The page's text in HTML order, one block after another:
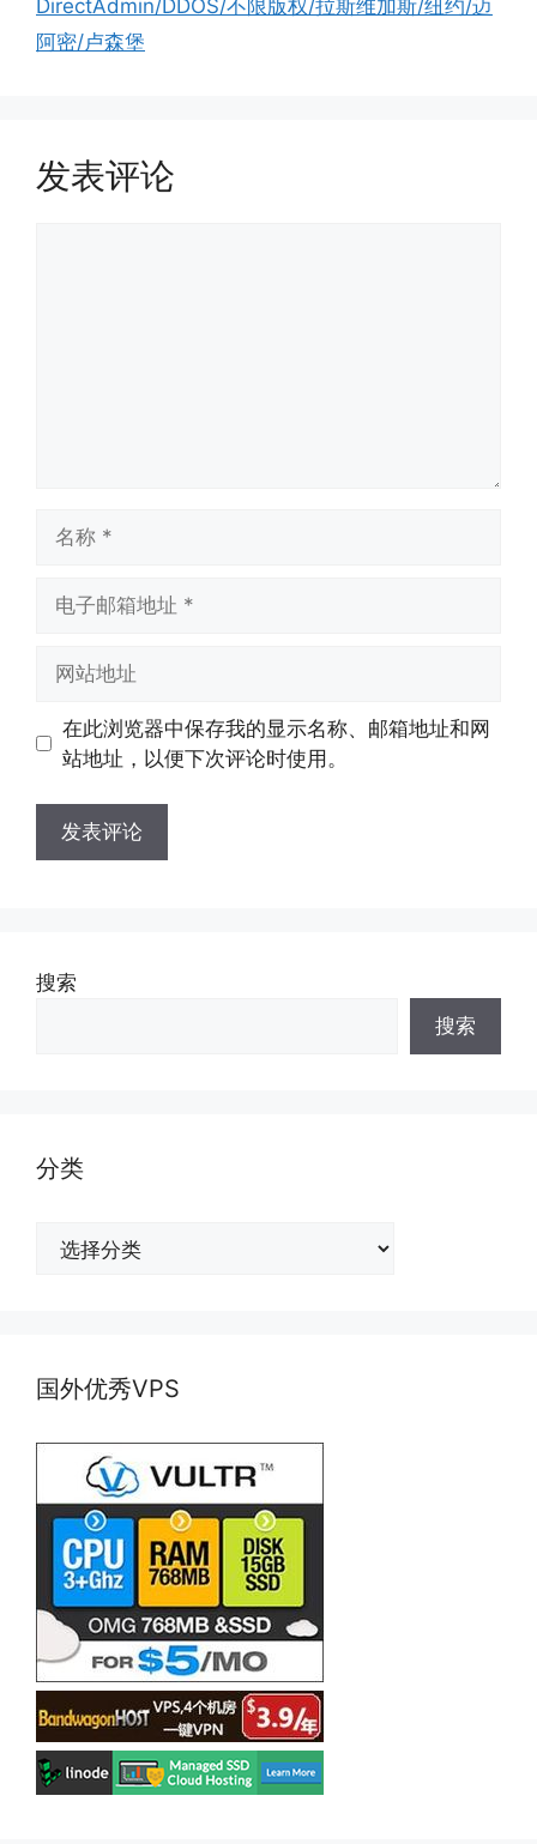
DirectAdmin/DDOS/不限版权/拉斯维加斯/纽约/迈
阿密/卢森堡
发表评论
址
址
在此浏览器中保存我的显示名称、邮箱地址和网
站地址，以便下次评论时使用。
搜索
搜索
分类
国外优秀VPS